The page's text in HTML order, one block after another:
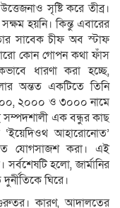
সৃষ্টি করে তীব্র।
হয়নি। কিন্তু এবারের
সাবেক চীফ অব স্টাফ
কোন গোপন কথা ফাঁস
ধারণা করা হচ্ছে,
অন্তত একটিতে তিনি
২০০০ ও ৩০০০ নামে
সম্পদশালী এক বন্ধুর কাছ
‘ইয়েদিওথ আহারোনোত’
যোগসাজশ করা। এই
সর্বশেষটি হলো, জার্মানির
ঘিরে।
কারণ, আদালতের